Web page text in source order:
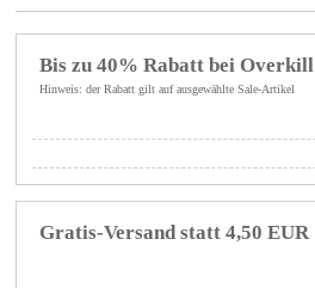
Bis zu 40% Rabatt bei Overkill
Hinweis: der Rabatt gilt auf ausgewählte Sale-Artikel
Gratis-Versand statt 4,50 EUR